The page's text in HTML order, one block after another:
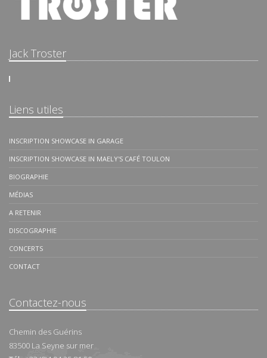
Jack Troster
Liens utiles
INSCRIPTION SHOWCASE IN GARAGE
INSCRIPTION SHOWCASE IN MAELY'S CAFÉ TOULON
BIOGRAPHIE
MÉDIAS
A RETENIR
DISCOGRAPHIE
CONCERTS
CONTACT
Contactez-nous
Chemin des Guérins
83500 La Seyne sur mer